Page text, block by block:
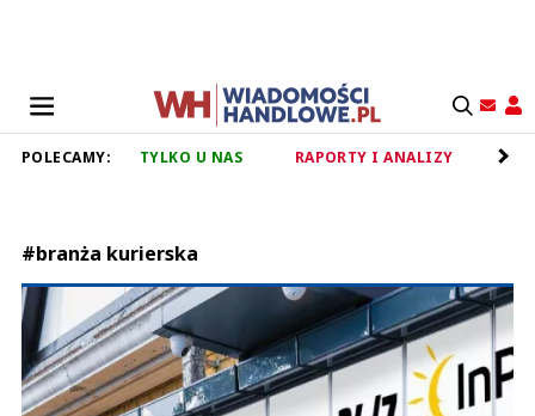
POLECAMY: TYLKO U NAS RAPORTY I ANALIZY
#branża kurierska